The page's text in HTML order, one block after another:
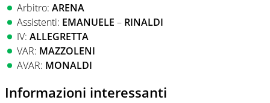
Arbitro: ARENA
Assistenti: EMANUELE – RINALDI
IV: ALLEGRETTA
VAR: MAZZOLENI
AVAR: MONALDI
Informazioni interessanti